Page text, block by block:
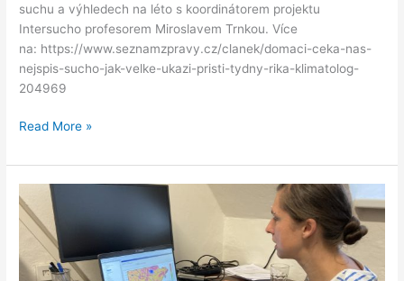
suchu a výhledech na léto s koordinátorem projektu
Intersucho profesorem Miroslavem Trnkou. Více
na: https://www.seznamzpravy.cz/clanek/domaci-ceka-nas-
nejspis-sucho-jak-velke-ukazi-pristi-tydny-rika-klimatolog-
204969
Read More »
Brněnští
vědci
vytvořili
digitální
dvojče